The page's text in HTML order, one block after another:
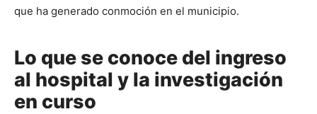
que ha generado conmoción en el municipio.
Lo que se conoce del ingreso
al hospital y la investigación
en curso